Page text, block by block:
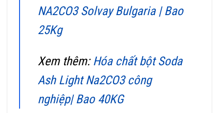
NA2CO3 Solvay Bulgaria | Bao
25Kg
Xem thêm: Hóa chất bột Soda
Ash Light Na2CO3 công
nghiệp| Bao 40KG